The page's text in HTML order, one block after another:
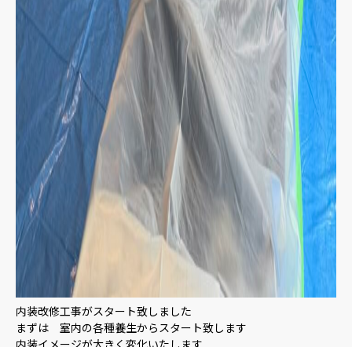
内装改修工事がスタート致しました
まずは 室内の各種養生からスタート致します
内装イメージが大きく変化いたします